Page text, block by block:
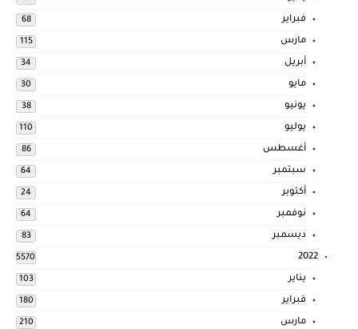
فبراير 68
مارس 115
أبريل 34
مايو 30
يونيو 38
يوليو 110
أغسطس 86
سبتمبر 64
أكتوبر 24
نوفمبر 64
ديسمبر 83
2022
5570
يناير 103
فبراير 180
مارس 210